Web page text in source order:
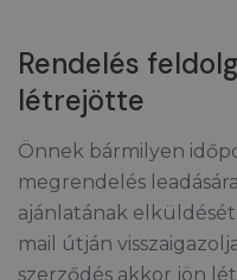
Rendelés
létrejötte
Önnek bármilyen
megrendelés
ajánlatának
mail útján
szerződés akkor jön